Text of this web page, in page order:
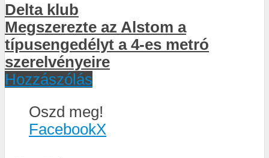
Delta klub
Megszerezte az Alstom a
típusengedélyt a 4-es metró
szerelvényeire
Hozzászólás
Oszd meg!
FacebookX